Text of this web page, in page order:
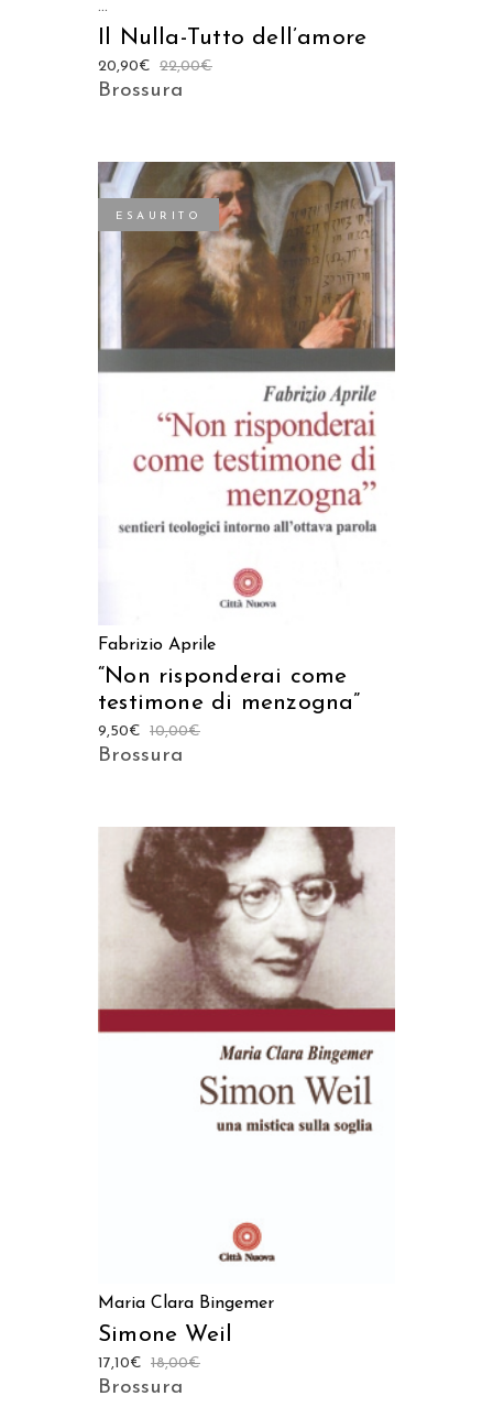
...
Il Nulla-Tutto dell’amore
22,00€
20,90€
Brossura
ESAURITO
LEGGI TUTTO
Fabrizio Aprile
“Non risponderai come
testimone di menzogna”
10,00€
9,50€
Brossura
AGGIUNGI AL CARRELLO
Maria Clara Bingemer
Simone Weil
18,00€
17,10€
Brossura